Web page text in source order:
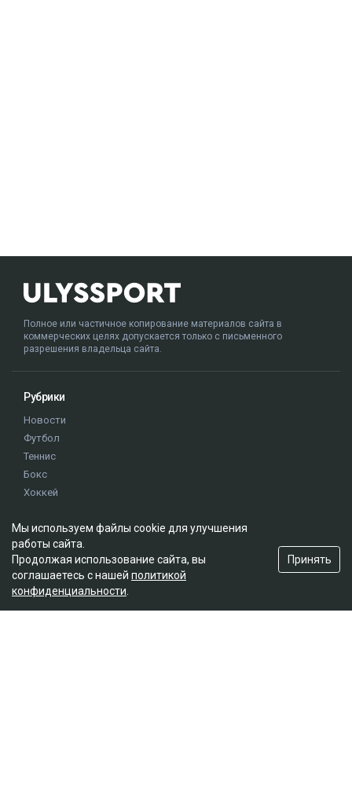
Полное или частичное копирование материалов сайта в
коммерческих целях допускается только с письменного
разрешения владельца сайта.
Рубрики
Новости
Футбол
Теннис
Бокс
Хоккей
Истории
Олимпиада
Редакция
Мы используем файлы cookie для улучшения
работы сайта.
Продолжая использование сайта, вы
соглашаетесь с нашей политикой
конфиденциальности
Принять